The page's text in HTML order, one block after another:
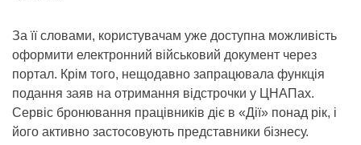
За її словами, користувачам уже доступна можливість
оформити електронний військовий документ через
портал. Крім того, нещодавно запрацювала функція
подання заяв на отримання відстрочки у ЦНАПах.
Сервіс бронювання працівників діє в «Дії» понад рік, і
його активно застосовують представники бізнесу.